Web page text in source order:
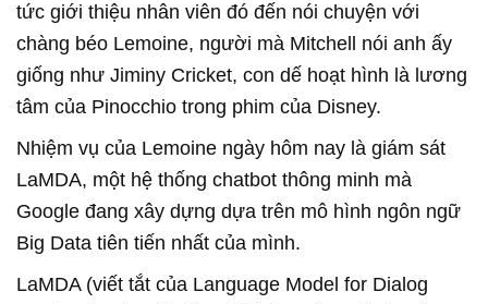
tức giới thiệu nhân viên đó đến nói chuyện với
chàng béo Lemoine, người mà Mitchell nói anh ấy
giống như Jiminy Cricket, con dế hoạt hình là lương
tâm của Pinocchio trong phim của Disney.
Nhiệm vụ của Lemoine ngày hôm nay là giám sát
LaMDA, một hệ thống chatbot thông minh mà
Google đang xây dựng dựa trên mô hình ngôn ngữ
Big Data tiên tiến nhất của mình.
LaMDA (viết tắt của Language Model for Dialog